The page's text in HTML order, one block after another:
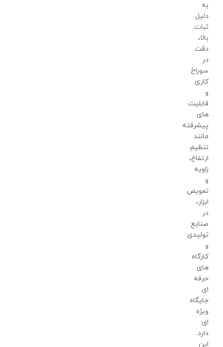
به
دلیل
ثبات
بالا،
دقت
در
سوراخ
کاری
و
قابلیت
های
پیشرفته
مانند
تنظیم
ارتفاع،
زاویه
و
تعویض
ابزار،
در
صنایع
تولیدی
و
کارگاه
های
حرفه
ای
جایگاه
ویژه
ای
دارد.
این